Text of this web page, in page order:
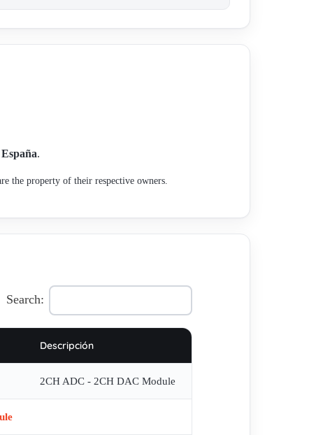
España.
the property of their respective owners.
Search:
Descripción
2CH ADC - 2CH DAC Module